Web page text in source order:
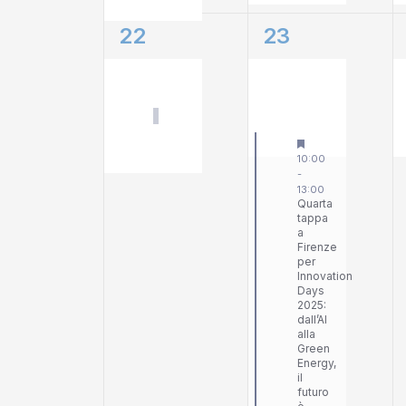
1
22
2
23
10:00
-
13:00
Quarta
tappa
a
Firenze
per
Innovation
Days
2025:
dall’AI
alla
Green
Energy,
il
futuro